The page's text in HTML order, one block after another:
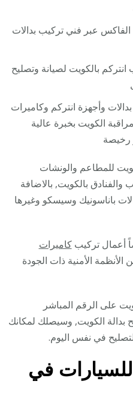
عبر فني تركيب بدالات
بالكويت لصيانة وتصليح
وأجهزة انتركم وكاميرات
الكويت بخبرة عالية
رخيصة
للمطاعم والونشات
بالكويت, بالاضافة
باناسونيك وسيسكو وغيرها
أعمال تركيبكاميرات
الأمنية ذات الجودة
على الرقم المباشر
بدالة الكويت, وسيصلك لمكانك
في نفس اليوم.
في